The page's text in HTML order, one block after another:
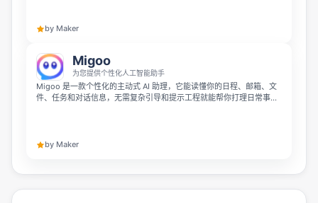
钥或使用 ChatGPT 登录。
by Maker
Migoo
为您提供个性化人工智能助手
Migoo 是一款个性化的主动式 AI 助理，它能读懂你的日程、邮箱、文
件、任务和对话信息，无需复杂引导和提示工程就能帮你打理日常事
by Maker